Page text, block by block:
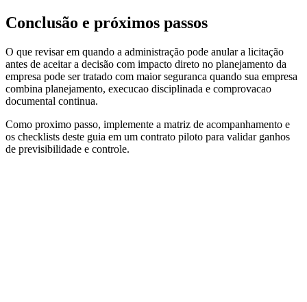
Conclusão e próximos passos
O que revisar em quando a administração pode anular a licitação
antes de aceitar a decisão com impacto direto no planejamento da
empresa pode ser tratado com maior seguranca quando sua empresa
combina planejamento, execucao disciplinada e comprovacao
documental continua.
Como proximo passo, implemente a matriz de acompanhamento e
os checklists deste guia em um contrato piloto para validar ganhos
de previsibilidade e controle.